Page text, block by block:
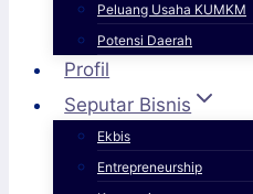
Peluang Usaha KUMKM
Potensi Daerah
Profil
Seputar Bisnis
Ekbis
Entrepreneurship